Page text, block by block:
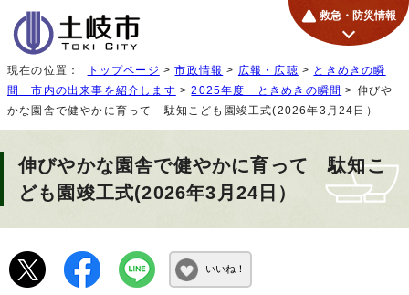
救急・防災情報
現在の位置： トップページ >市政情報 > 広報・広聴 > ときめきの瞬
間 市内の出来事を紹介します >2025年度 ときめきの瞬間 > 伸びや
かな園舎で健やかに育って 駄知こども園竣工式(2026年3月24日）
伸びやかな園舎で健やかに育って 駄知こ
ども園竣工式(2026年3月24日）
いいね！